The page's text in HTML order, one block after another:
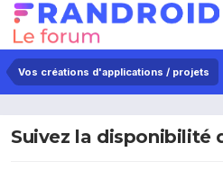
Vos créations d'applications / projets
Suivez la disponibilité